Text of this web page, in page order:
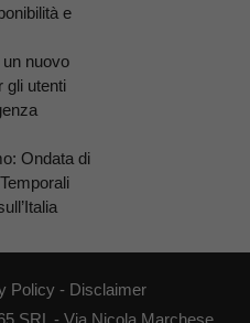
e
nuovo
gli utenti
Ondata di
Policy - Disclaimer